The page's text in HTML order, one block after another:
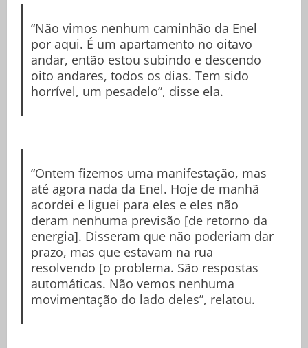
“Não vimos nenhum caminhão da Enel
por aqui. É um apartamento no oitavo
andar, então estou subindo e descendo
oito andares, todos os dias. Tem sido
horrível, um pesadelo”, disse ela.
“Ontem fizemos uma manifestação, mas
até agora nada da Enel. Hoje de manhã
acordei e liguei para eles e eles não
deram nenhuma previsão [de retorno da
energia]. Disseram que não poderiam dar
prazo, mas que estavam na rua
resolvendo [o problema. São respostas
automáticas. Não vemos nenhuma
movimentação do lado deles”, relatou.